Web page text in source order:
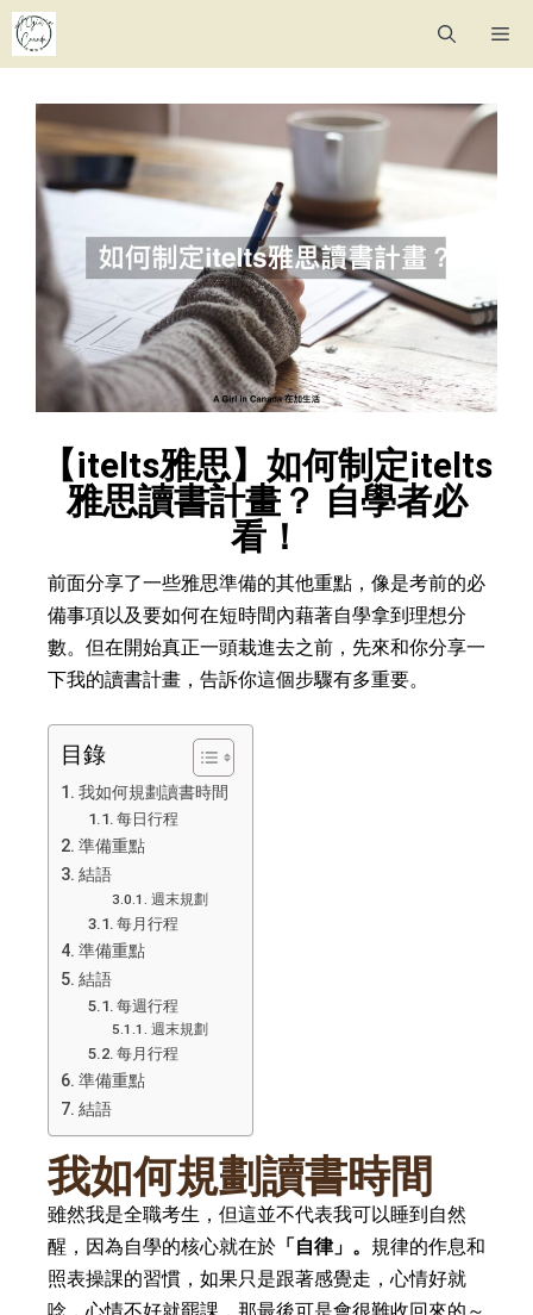
【itelts雅思】如何制定itelts
雅思讀書計畫？ 自學者必
看！
前面分享了一些雅思準備的其他重點，像是考前的必
備事項以及要如何在短時間內藉著自學拿到理想分
數。但在開始真正一頭栽進去之前，先來和你分享一
下我的讀書計畫，告訴你這個步驟有多重要。
目錄
我如何規劃讀書時間
每日行程
準備重點
結語
週末規劃
每月行程
準備重點
結語
每週行程
週末規劃
每月行程
準備重點
結語
我如何規劃讀書時間
雖然我是全職考生，但這並不代表我可以睡到自然
醒，因為自學的核心就在於 「自律」。 規律的作息和
照表操課的習慣，如果只是跟著感覺走，心情好就
唸，心情不好就罷課，那最後可是會很難收回來的～